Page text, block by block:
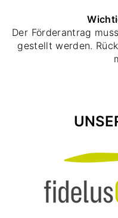
Der Förderantrag
gestellt werden.